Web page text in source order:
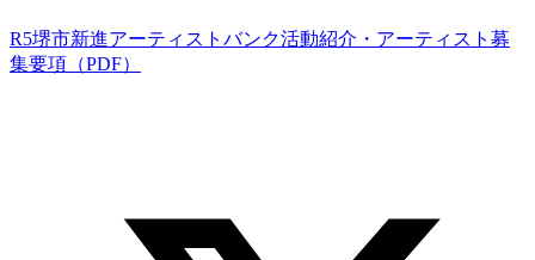
R5堺市新進アーティストバンク活動紹介・アーティスト募
集要項（PDF）